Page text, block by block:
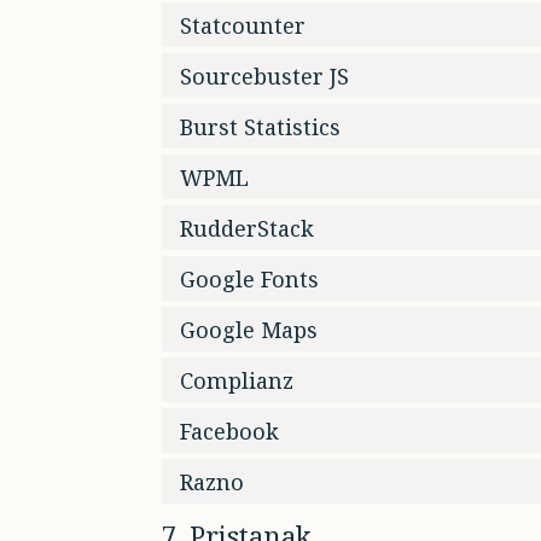
Statcounter
Sourcebuster JS
Burst Statistics
WPML
RudderStack
Google Fonts
Google Maps
Complianz
Facebook
Razno